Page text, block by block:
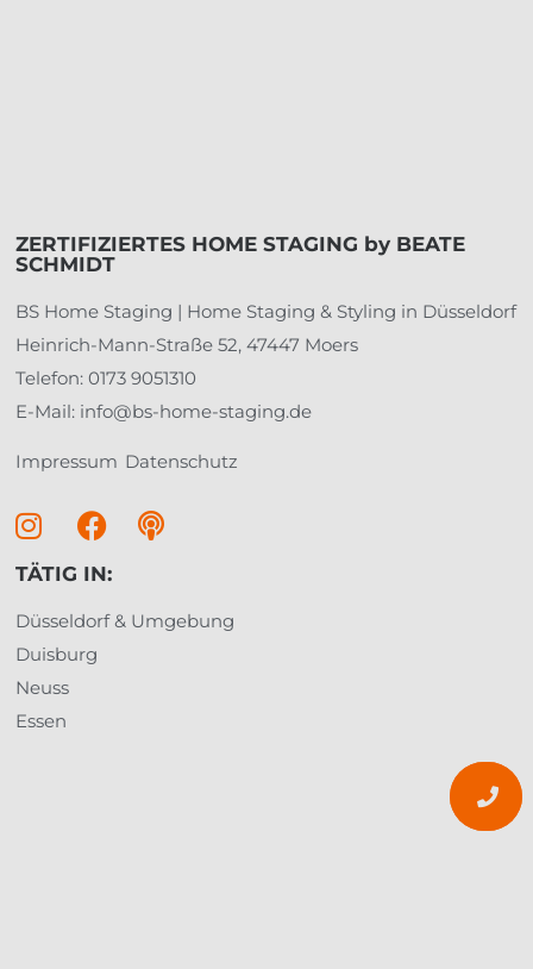
ZERTIFIZIERTES HOME STAGING by BEATE
SCHMIDT
BS Home Staging | Home Staging & Styling in Düsseldorf
Heinrich-Mann-Straße 52, 47447 Moers
Telefon: 0173 9051310
E-Mail: info@bs-home-staging.de
Impressum Datenschutz
TÄTIG IN:
Düsseldorf & Umgebung
Duisburg
Neuss
Essen